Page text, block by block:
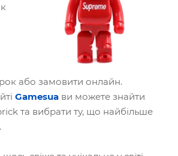
або замовити онлайн.
Gamesua ви можете знайти
та вибрати ту, що найбільше